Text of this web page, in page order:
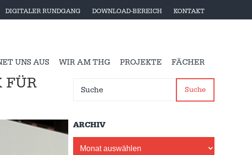
DIGITALER RUNDGANG DOWNLOAD-BEREICH KONTAKT
UNS AUS WIR AM THG PROJEKTE FÄCHER
FÜR Suche
ARCHIV